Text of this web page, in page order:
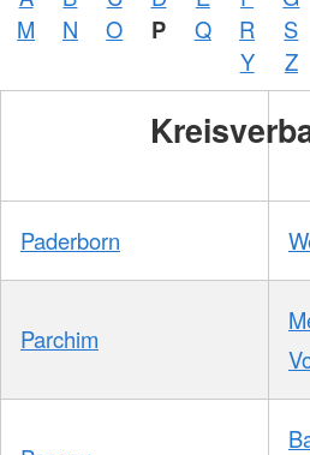
M
N O P Q R S
Y
Z
Paderborn
Parchim